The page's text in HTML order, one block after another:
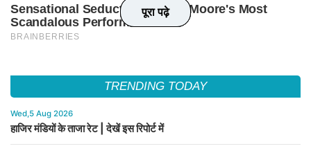
पूरा पढ़े
पूरा पढ़े
पूरा पढ़े
पूरा पढ़े
TRENDING TODAY
Wed,5 Aug 2026
हाजिर मंडियों के ताजा रेट | देखें इस रिपोर्ट में